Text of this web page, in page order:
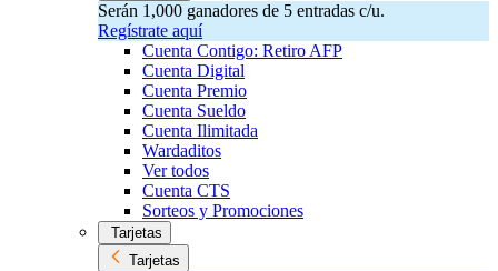
Serán 1,000 ganadores de 5 entradas c/u.
Regístrate aquí
Cuenta Contigo: Retiro AFP
Cuenta Digital
Cuenta Premio
Cuenta Sueldo
Cuenta Ilimitada
Wardaditos
Ver todos
Cuenta CTS
Sorteos y Promociones
Tarjetas
Tarjetas